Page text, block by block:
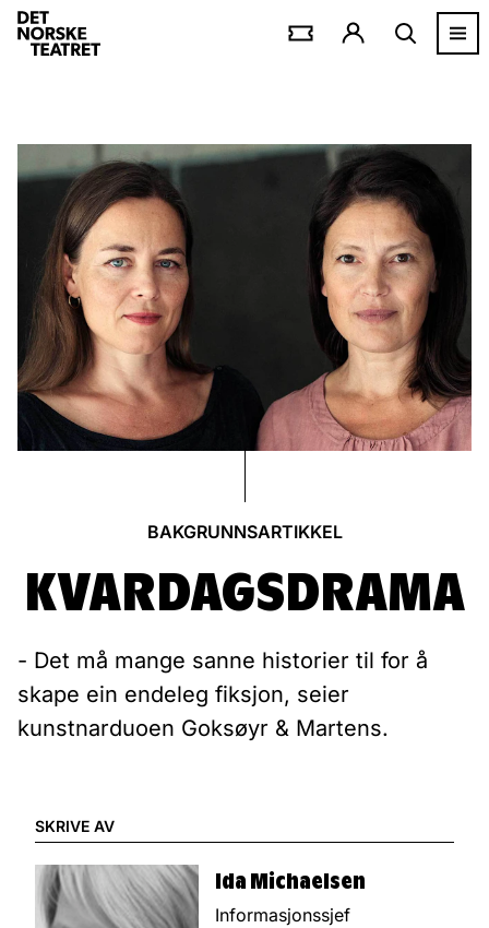
BAKGRUNNSARTIKKEL
KVARDAGSDRAMA
- Det må mange sanne historier til for å
skape ein endeleg fiksjon, seier
kunstnarduoen Goksøyr & Martens.
SKRIVE AV
Ida Michaelsen
Informasjonssjef